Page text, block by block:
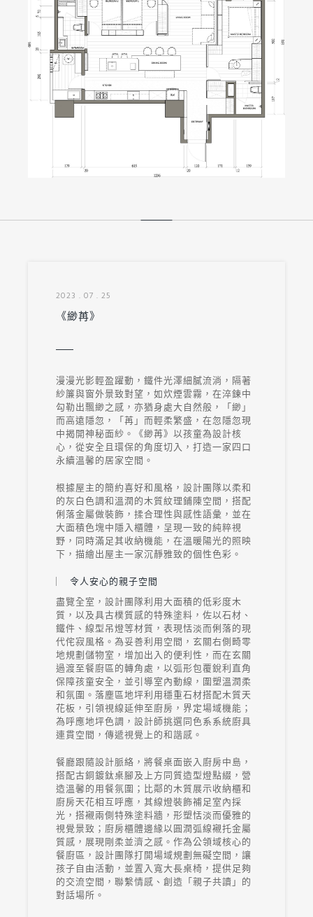
2023 . 07 . 25
《緲苒》
漫漫光影輕盈躍動，鐵件光澤細膩流淌，隔著
紗簾與窗外景致對望，如炊煙雲霧，在淬鍊中
勾勒出飄緲之感，亦猶身處大自然般，「緲」
而高遠隱忽，「苒」而輕柔繁盛，在忽隱忽現
中揭開神秘面紗。《緲苒》以孩童為設計核
心，從安全且環保的角度切入，打造一家四口
永續溫馨的居家空間。
根據屋主的簡約喜好和風格，設計團隊以柔和
的灰白色調和溫潤的木質紋理鋪陳空間，搭配
俐落金屬做裝飾，揉合理性與感性語彙，並在
大面積色塊中隱入櫃體，呈現一致的純粹視
野，同時滿足其收納機能，在溫暖陽光的照映
下，描繪出屋主一家沉靜雅致的個性色彩。
令人安心的親子空間
盡覽全室，設計團隊利用大面積的低彩度木
質，以及具古樸質感的特殊塗料，佐以石材、
鐵件、線型吊燈等材質，表現恬淡而俐落的現
代侘寂風格。為妥善利用空間，玄關右側畸零
地規劃儲物室，增加出入的便利性，而在玄關
過渡至餐廚區的轉角處，以弧形包覆銳利直角
保障孩童安全，並引導室內動線，圍塑溫潤柔
和氛圍。落塵區地坪利用穩重石材搭配木質天
花板，引領視線延伸至廚房，界定場域機能；
為呼應地坪色調，設計師挑選同色系系統廚具
連貫空間，傳遞視覺上的和諧感。
餐廳跟隨設計脈絡，將餐桌面嵌入廚房中島，
搭配古銅鍍鈦桌腳及上方同質造型燈點綴，營
造溫馨的用餐氛圍；比鄰的木質展示收納櫃和
廚房天花相互呼應，其線燈裝飾補足室內採
光，搭襯兩側特殊塗料牆，形塑恬淡而優雅的
視覺景致；廚房櫃體邊緣以圓潤弧線襯托金屬
質感，展現剛柔並濟之感。作為公領域核心的
餐廚區，設計團隊打開場域規劃無礙空間，讓
孩子自由活動，並置入寬大長桌椅，提供足夠
的交流空間，聯繫情感、創造「親子共讀」的
對話場所。